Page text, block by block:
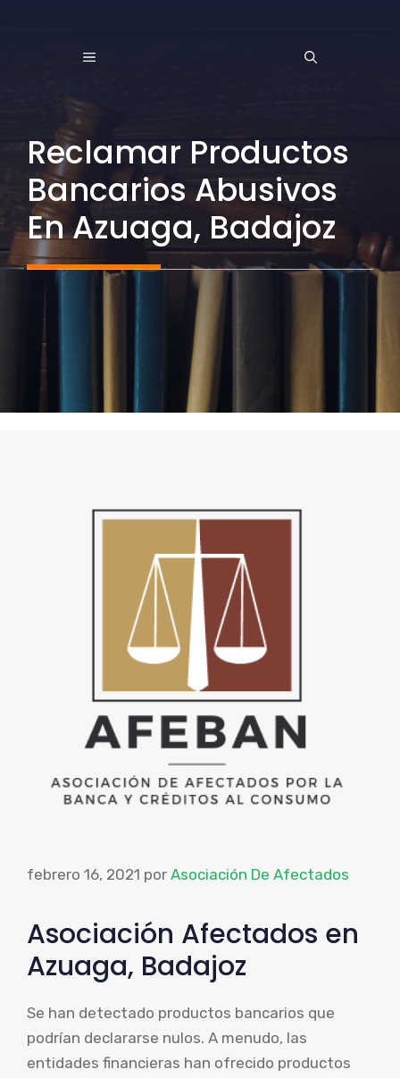
MENÚ
Reclamar Productos
Bancarios Abusivos
En Azuaga, Badajoz
febrero 16, 2021 por Asociación De Afectados
Asociación Afectados en
Azuaga, Badajoz
Se han detectado productos bancarios que
podrían declararse nulos. A menudo, las
entidades financieras han ofrecido productos